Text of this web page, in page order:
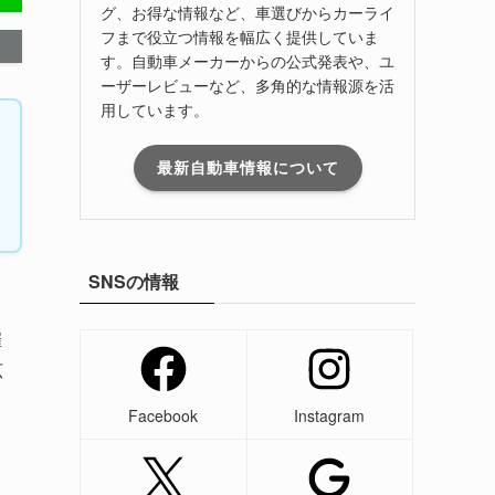
グ、お得な情報など、車選びからカーライ
フまで役立つ情報を幅広く提供していま
す。自動車メーカーからの公式発表や、ユ
ーザーレビューなど、多角的な情報源を活
用しています。
最新自動車情報について
SNSの情報
Facebook Instagram